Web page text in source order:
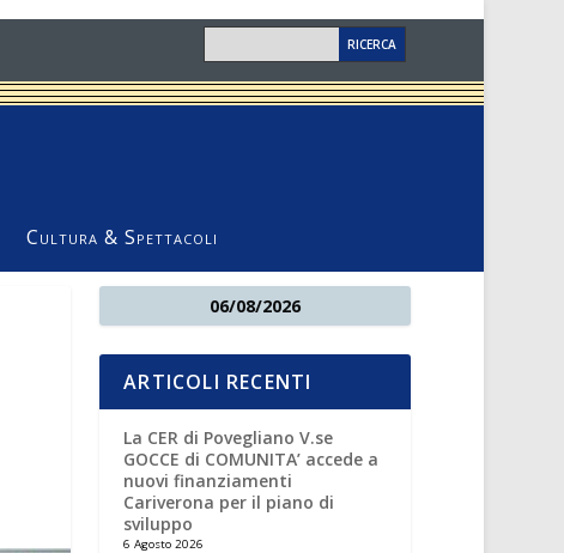
Cultura & Spettacoli
06/08/2026
ARTICOLI RECENTI
La CER di Povegliano V.se
GOCCE di COMUNITA’ accede a
nuovi finanziamenti
Cariverona per il piano di
sviluppo
6 Agosto 2026